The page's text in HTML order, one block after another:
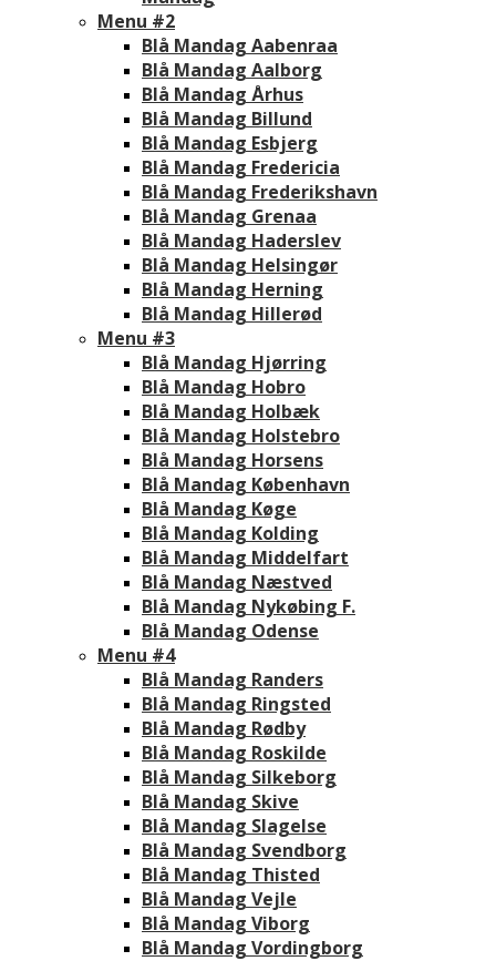
Menu #2
Blå Mandag Aabenraa
Blå Mandag Aalborg
Blå Mandag Århus
Blå Mandag Billund
Blå Mandag Esbjerg
Blå Mandag Fredericia
Blå Mandag Frederikshavn
Blå Mandag Grenaa
Blå Mandag Haderslev
Blå Mandag Helsingør
Blå Mandag Herning
Blå Mandag Hillerød
Menu #3
Blå Mandag Hjørring
Blå Mandag Hobro
Blå Mandag Holbæk
Blå Mandag Holstebro
Blå Mandag Horsens
Blå Mandag København
Blå Mandag Køge
Blå Mandag Kolding
Blå Mandag Middelfart
Blå Mandag Næstved
Blå Mandag Nykøbing F.
Blå Mandag Odense
Menu #4
Blå Mandag Randers
Blå Mandag Ringsted
Blå Mandag Rødby
Blå Mandag Roskilde
Blå Mandag Silkeborg
Blå Mandag Skive
Blå Mandag Slagelse
Blå Mandag Svendborg
Blå Mandag Thisted
Blå Mandag Vejle
Blå Mandag Viborg
Blå Mandag Vordingborg